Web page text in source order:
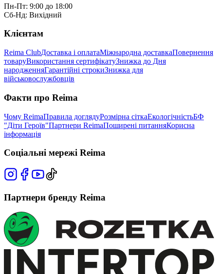
Пн-Пт: 9:00 до 18:00
Сб-Нд: Вихідний
Клієнтам
Reima ClubДоставка і оплатаМіжнародна доставкаПовернення
товаруВикористання сертифікатуЗнижка до Дня
народженняГарантійні строкиЗнижка для
військовослужбовців
Факти про Reima
Чому ReimaПравила доглядуРозмірна сіткаЕкологічністьБФ
"Діти Героїв"Партнери ReimaПоширені питанняКорисна
інформація
Соціальні мережі Reima
Партнери бренду Reima